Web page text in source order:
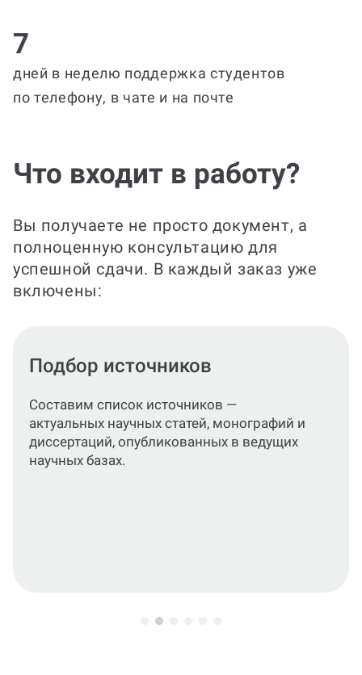
7
дней в неделю поддержка студентов
по телефону, в чате и на почте
Что входит в работу?
Вы получаете не просто документ, а
полноценную консультацию для
успешной сдачи. В каждый заказ уже
включены:
Разделы заказа
Проконсультируем, как написать
подробный, структурированный текст,
раскрывающий цели, задачи и
практическое значение исследования.